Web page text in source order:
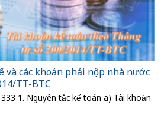
và các khoản phải nộp nhà nước
TT-BTC
1. Nguyên tắc kế toán a) Tài khoản